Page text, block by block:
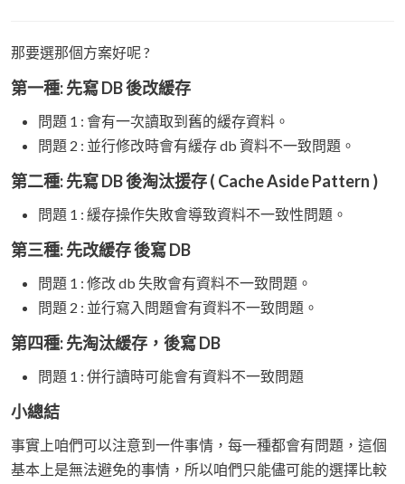
那要選那個方案好呢 ?
第一種: 先寫 DB 後改緩存
問題 1 : 會有一次讀取到舊的緩存資料。
問題 2 : 並行修改時會有緩存 db 資料不一致問題。
第二種: 先寫 DB 後淘汰援存 ( Cache Aside Pattern )
問題 1 : 緩存操作失敗會導致資料不一致性問題。
第三種: 先改緩存 後寫 DB
問題 1 : 修改 db 失敗會有資料不一致問題。
問題 2 : 並行寫入問題會有資料不一致問題。
第四種: 先淘汰緩存，後寫 DB
問題 1 : 併行讀時可能會有資料不一致問題
小總結
事實上咱們可以注意到一件事情，每一種都會有問題，這個
基本上是無法避免的事情，所以咱們只能儘可能的選擇比較